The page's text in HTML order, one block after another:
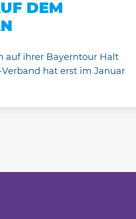
DEM
auf ihrer Bayerntour Halt
hat erst im Januar